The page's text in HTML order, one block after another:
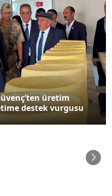
üretim
destek vurgusu